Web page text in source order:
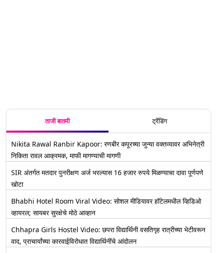
ताजी बातमी ट्रेंडिंग
Nikita Rawal Ranbir Kapoor: रणबीर कपूरच्या जुन्या वक्तव्यावर अभिनेत्री
निकिता रावल आक्रमक, माफी मागण्याची मागणी
SIR अंतर्गत मतदार पुनरीक्षण अर्ज भरल्यास 16 हजार रुपये मिळण्याचा दावा पूर्णपणे
खोटा
Bhabhi Hotel Room Viral Video: सोशल मीडियावर हॉटेलमधील व्हिडिओ
व्हायरल; सायबर सुरक्षेचे मोठे आव्हान
Chhapra Girls Hostel Video: छपरा विद्यार्थिनी वसतिगृह रात्रीच्या भेटीवरून
वाद, प्राचार्यांच्या कारवाईविरोधात विद्यार्थिनींचे आंदोलन